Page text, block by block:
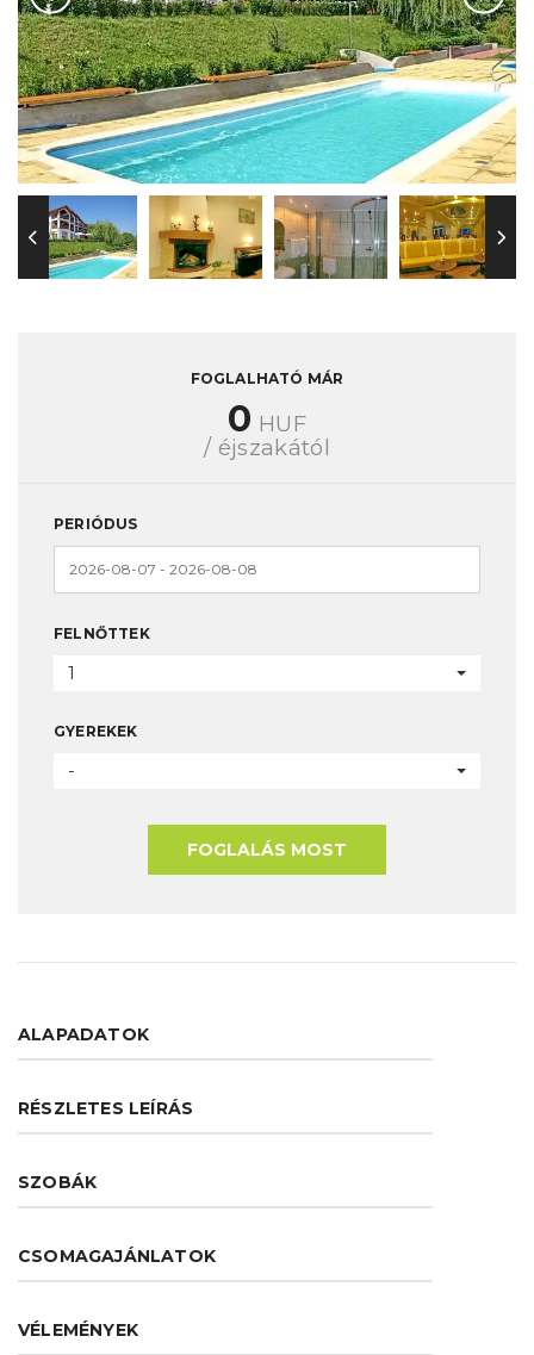
FOGLALHATÓ MÁR
0 HUF
/ éjszakától
PERIÓDUS
FELNŐTTEK
1
GYEREKEK
-
FOGLALÁS MOST
ALAPADATOK
RÉSZLETES LEÍRÁS
SZOBÁK
CSOMAGAJÁNLATOK
VÉLEMÉNYEK